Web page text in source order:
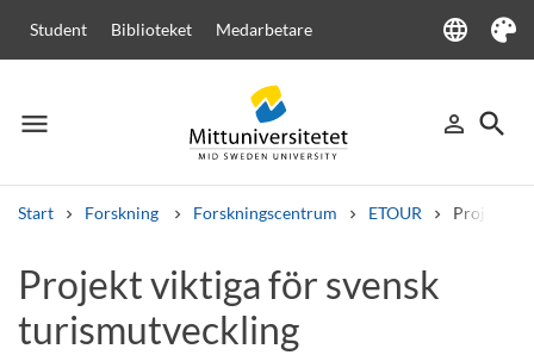
Student Biblioteket Medarbetare language
Language
Tema
menu
Meny person_outline
Logga in
search
Sök
Start Forskning Forskningscentrum ETOUR Projekt
Andra söktjänster
Kurser och programKursplanerVälkomstbrev
Projekt viktiga för svensk
turismutveckling